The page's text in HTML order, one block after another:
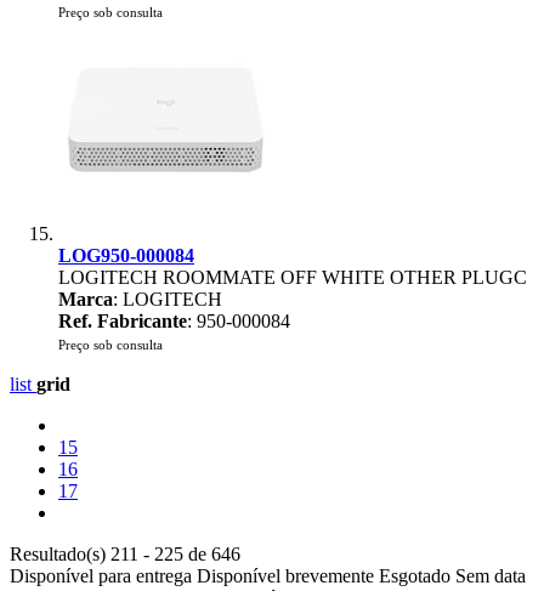
Preço sob consulta
LOG950-000084
LOGITECH ROOMMATE OFF WHITE OTHER PLUGC
Marca: LOGITECH
Ref. Fabricante: 950-000084
Preço sob consulta
list grid
15
16
17
Resultado(s) 211 - 225 de 646
Disponível para entrega Disponível brevemente Esgotado Sem data